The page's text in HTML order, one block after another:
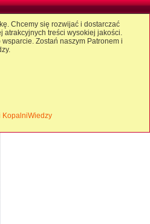
Chcemy się rozwijać i dostarczać
atrakcyjnych treści wysokiej jakości.
Zostań naszym Patronem i
KopalniWiedzy